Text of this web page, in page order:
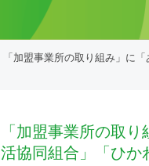
「加盟事業所の取り組み」に
「加盟事業所の取
活協同組合」「ひか